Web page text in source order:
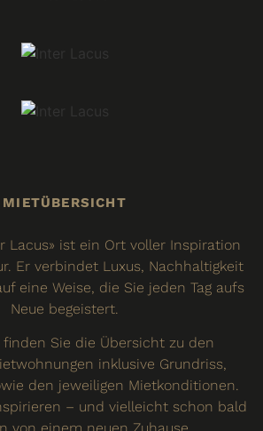
MIETÜBERSICHT
Lacus» ist ein Ort voller Inspiration
Er verbindet Luxus, Nachhaltigkeit
eine Weise, die Sie jeden Tag aufs
Neue begeistert.
finden Sie die Übersicht zu den
inklusive Grundriss,
den jeweiligen Mietkonditionen.
– und vielleicht schon bald